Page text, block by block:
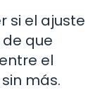
si el ajuste
que
el
más.